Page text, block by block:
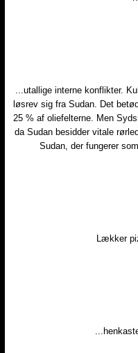
...utallige interne konflikter.​
løsrev sig fra Sudan. Det
25 % af oliefelterne. Men
da Sudan besidder vitale
Sudan, der fungerer
Lækker